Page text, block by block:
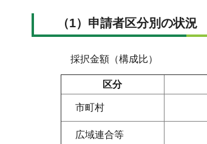
（1）申請者区分別の状況
採択金額（構成比）
区分
市町村
広域連合等